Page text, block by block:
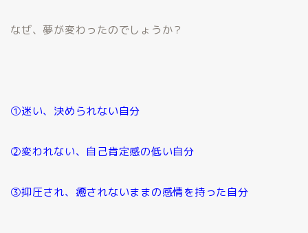
なぜ、夢が変わったのでしょうか？
①迷い、決められない自分
②変われない、自己肯定感の低い自分
③抑圧され、癒されないままの感情を持った自分